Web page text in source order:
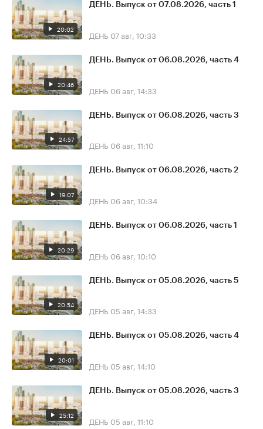
20:02
ДЕНЬ. Выпуск от 07.08.2026, часть 1
ДЕНЬ 07 авг, 10:33
20:46
ДЕНЬ. Выпуск от 06.08.2026, часть 4
ДЕНЬ 06 авг, 14:33
24:57
ДЕНЬ. Выпуск от 06.08.2026, часть 3
ДЕНЬ 06 авг, 11:10
19:07
ДЕНЬ. Выпуск от 06.08.2026, часть 2
ДЕНЬ 06 авг, 10:34
20:29
ДЕНЬ. Выпуск от 06.08.2026, часть 1
ДЕНЬ 06 авг, 10:10
20:54
ДЕНЬ. Выпуск от 05.08.2026, часть 5
ДЕНЬ 05 авг, 14:33
20:01
ДЕНЬ. Выпуск от 05.08.2026, часть 4
ДЕНЬ 05 авг, 14:10
25:12
ДЕНЬ. Выпуск от 05.08.2026, часть 3
ДЕНЬ 05 авг, 11:10